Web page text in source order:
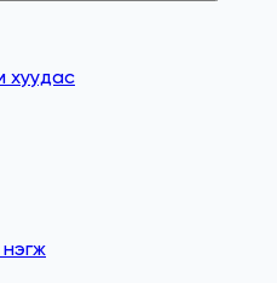
хуудас